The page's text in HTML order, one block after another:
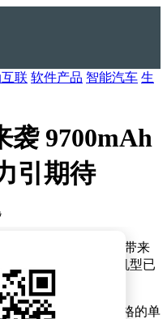
联 软件产品 智能汽车 生
袭 9700mAh
引期待
博主@数码闲聊站 带来
打超长续航的中端机型已
爱好者的关注。
。它搭载了超大规格的单